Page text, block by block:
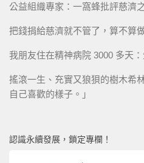
公益組織專家：一窩蜂批評慈濟
把錢捐給慈濟就不管了，算不算
我朋友住在精神病院 3000 多天
搖滾一生、充實又狼狽的樹木希
自己喜歡的樣子。」
認識永續發展，鎖定專欄！